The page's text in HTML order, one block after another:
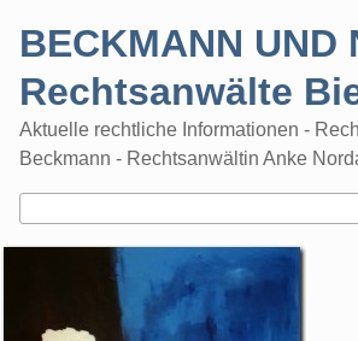
BECKMANN UND
Rechtsanwälte
Aktuelle rechtliche Informationen -
Beckmann - Rechtsanwältin Anke